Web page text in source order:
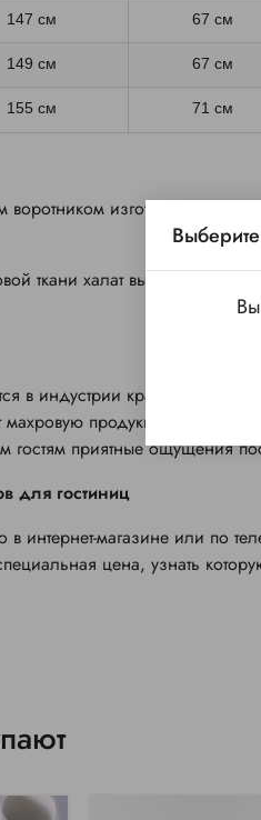
147 см 67 см
149 см 67 см
155 см 71 см
изготовлен из
ткани халат выдерживает
в индустрии красоты,
махровую продукцию
гостям приятные ощущения
для гостиниц
интернет-магазине или по
цена, узнать